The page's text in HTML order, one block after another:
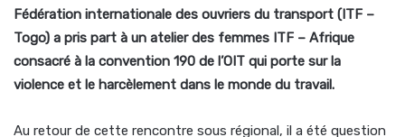
Fédération internationale des ouvriers du transport (ITF –
Togo) a pris part à un atelier des femmes ITF – Afrique
consacré à la convention 190 de l’OIT qui porte sur la
violence et le harcèlement dans le monde du travail.
Au retour de cette rencontre sous régional, il a été question